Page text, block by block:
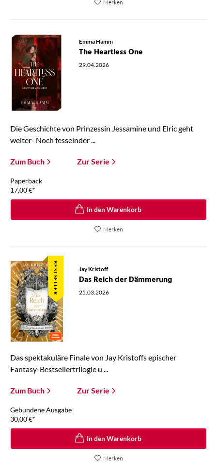
Merken
Emma Hamm
The Heartless One
29.04.2026
Die Geschichte von Prinzessin Jessamine und Elric geht
weiter- Noch fesselnder ...
Zum Buch Zur Serie
Paperback
17,00€*
In den Warenkorb
Merken
BESTSELLER Jay Kristoff
Das Reich der Dämmerung
25.03.2026
Das spektakuläre Finale von Jay Kristoffs epischer
Fantasy-Bestsellertrilogie u ...
Zum Buch Zur Serie
Gebundene Ausgabe
30,00€*
In den Warenkorb
Merken